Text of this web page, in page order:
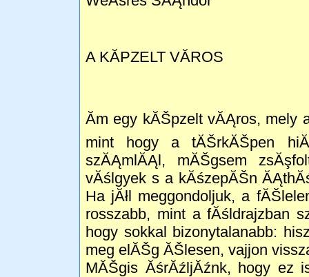
A KĂPZELT VĂROS
Ăm egy kĂŠpzelt vĂĄros, mely
mint hogy a tĂŠrkĂŠpen
szĂĄmlĂĄl, mĂŠgsem
vĂślgyek s a kĂśzepĂŠn
Ha jĂłl meggondoljuk, a
rosszabb, mint a fĂśldrajzban
hogy sokkal bizonytalanabb:
meg elĂŠg ĂŠlesen, vajjon
MĂŠgis ĂśrĂźljĂźnk, hogy ez